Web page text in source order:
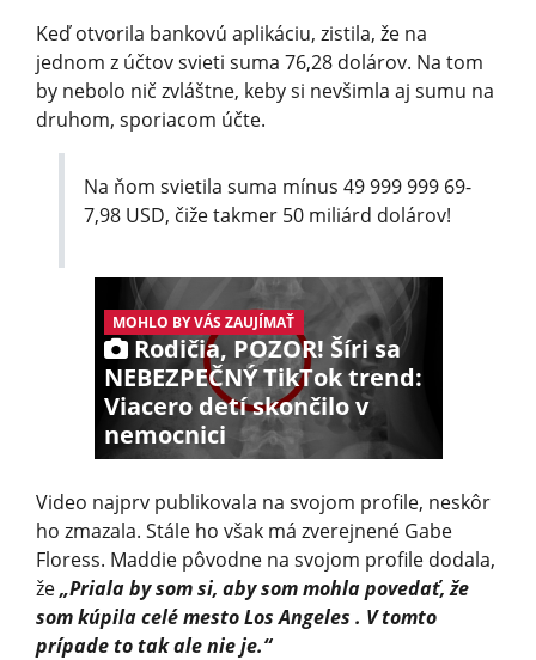
Keď otvorila bankovú aplikáciu, zistila, že na
jednom z účtov svieti suma 76,28 dolárov. Na tom
by nebolo nič zvláštne, keby si nevšimla aj sumu na
druhom, sporiacom účte.
Na ňom svietila suma mínus 49 999 999 69­
7,98 USD, čiže takmer 50 miliárd dolárov!
MOHLO BY VÁS ZAUJÍMAŤ
Rodičia, POZOR! Šíri sa
NEBEZPEČNÝ TikTok trend:
Viacero detí skončilo v
nemocnici
Video najprv publikovala na svojom profile, neskôr
ho zmazala. Stále ho však má zverejnené Gabe
Floress. Maddie pôvodne na svojom profile dodala,
že„Priala by som si, aby som mohla povedať, že
som kúpila celé mesto Los Angeles . V tomto
prípade to tak ale nie je.“